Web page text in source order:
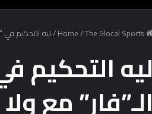
/The Glocal Sports
/ليه التحكيم في
ليه التحكيم
الـ”فار” مع